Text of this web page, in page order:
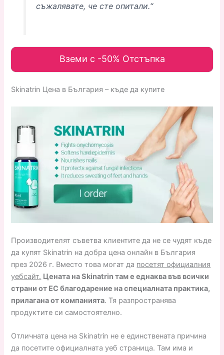
съжалявате, че сте опитали.“
Вземи с -50% Отстъпка
Skinatrin Цена в България – къде да купите
Производителят съветва клиентите да не се чудят къде
да купят Skinatrin на добра цена онлайн в България
през 2026 г. Вместо това могат да посетят официалния
уебсайт. Цената на Skinatrin там е еднаква във всички
страни от ЕС благодарение на специалната практика,
прилагана от компанията. Тя разпространява
продуктите си самостоятелно.
Отличната цена на Skinatrin не е единствената причина
да посетите официалната уеб страница. Там има и